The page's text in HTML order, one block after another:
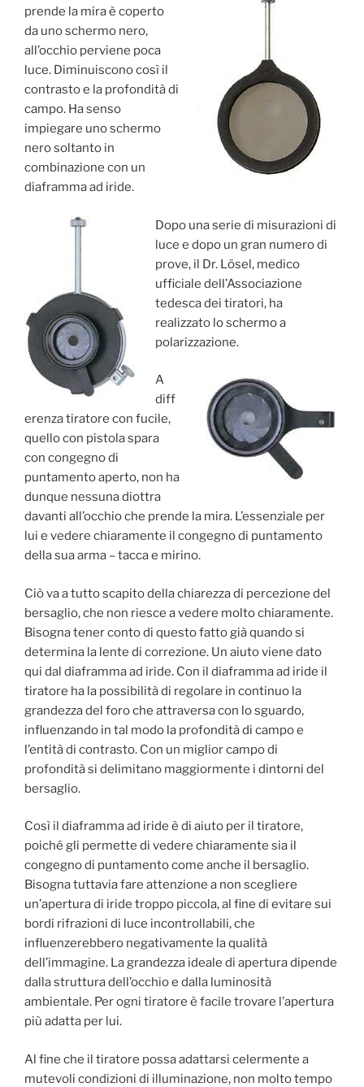
prende la mira è coperto
da uno schermo nero,
all’occhio perviene poca
luce. Diminuiscono così il
contrasto e la profondità di
campo. Ha senso
impiegare uno schermo
nero soltanto in
combinazione con un
diaframma ad iride.
Dopo una serie di misurazioni di
luce e dopo un gran numero di
prove, il Dr. Lösel, medico
ufficiale dell’Associazione
tedesca dei tiratori, ha
realizzato lo schermo a
polarizzazione.
A
diff
erenza tiratore con fucile,
quello con pistola spara
con congegno di
puntamento aperto, non ha
dunque nessuna diottra
davanti all’occhio che prende la mira. L’essenziale per
lui e vedere chiaramente il congegno di puntamento
della sua arma – tacca e mirino.
Ciò va a tutto scapito della chiarezza di percezione del
bersaglio, che non riesce a vedere molto chiaramente.
Bisogna tener conto di questo fatto già quando si
determina la lente di correzione. Un aiuto viene dato
qui dal diaframma ad iride. Con il diaframma ad iride il
tiratore ha la possibilità di regolare in continuo la
grandezza del foro che attraversa con lo sguardo,
influenzando in tal modo la profondità di campo e
l’entità di contrasto. Con un miglior campo di
profondità si delimitano maggiormente i dintorni del
bersaglio.
Così il diaframma ad iride è di aiuto per il tiratore,
poiché gli permette di vedere chiaramente sia il
congegno di puntamento come anche il bersaglio.
Bisogna tuttavia fare attenzione a non scegliere
un’apertura di iride troppo piccola, al fine di evitare sui
bordi rifrazioni di luce incontrollabili, che
influenzerebbero negativamente la qualità
dell’immagine. La grandezza ideale di apertura dipende
dalla struttura dell’occhio e dalla luminosità
ambientale. Per ogni tiratore è facile trovare l’apertura
più adatta per lui.
Al fine che il tiratore possa adattarsi celermente a
mutevoli condizioni di illuminazione, non molto tempo